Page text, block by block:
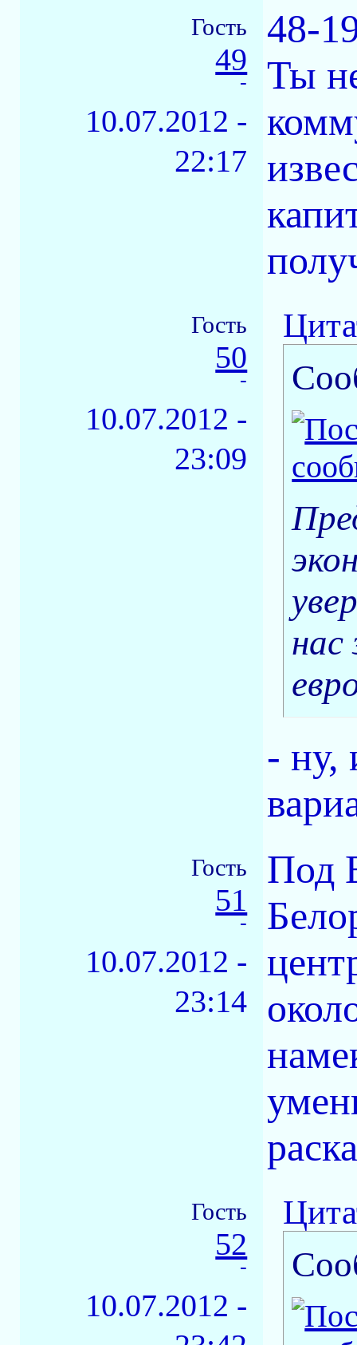
Гость
49
-
10.07.2012 -
22:17
48-
Ты
Гость
50
-
10.07.2012 -
23:09
нас
- ну,
Гость
51
-
10.07.2012 -
23:14
Под
Гость
52
-
10.07.2012 -